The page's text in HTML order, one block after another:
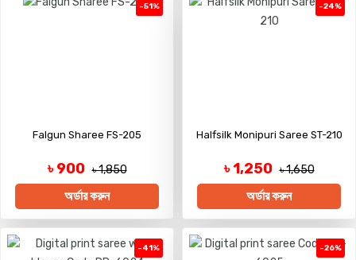
-51%
Falgun Sharee FS-205
৳ 900 ৳ 1,850
অর্ডার করুন
-24%
Halfsilk Monipuri Saree ST-210
৳ 1,250 ৳ 1,650
অর্ডার করুন
-41% -26%